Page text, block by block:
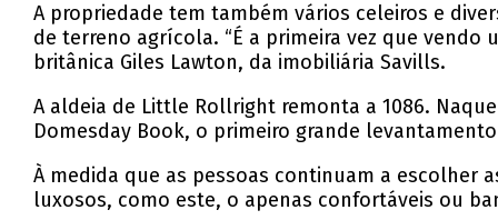
A propriedade tem também vários celeiros e
de terreno agrícola. “É a primeira vez que
britânica Giles Lawton, da imobiliária Savills.
A aldeia de Little Rollright remonta a 1086.
Domesday Book, o primeiro grande
À medida que as pessoas continuam a escolher
luxosos, como este, o apenas confortáveis ou